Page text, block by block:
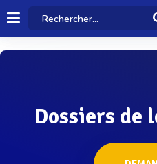
Dossiers de